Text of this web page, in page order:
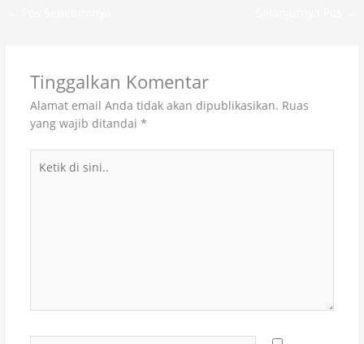
Tinggalkan Komentar
Alamat email Anda tidak akan dipublikasikan. Ruas
yang wajib ditandai *